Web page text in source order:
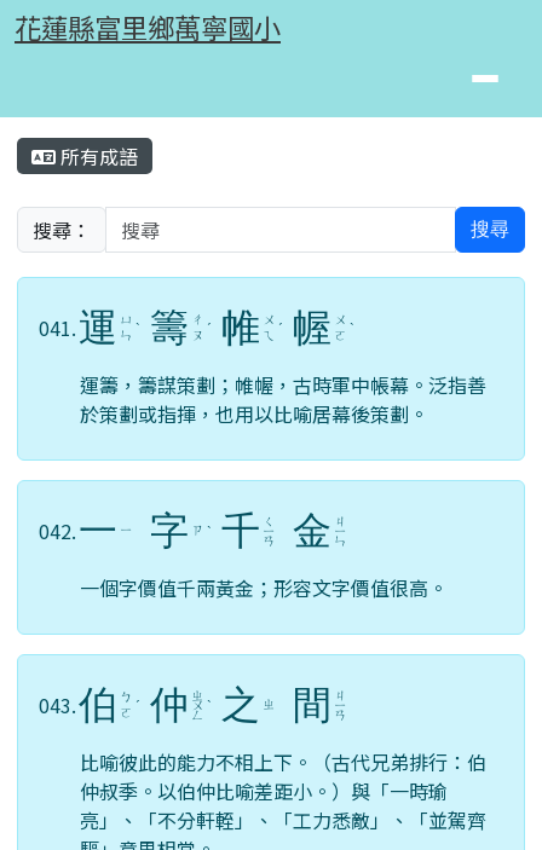
跳至主內容區
花蓮縣富里鄉萬寧國小
花蓮縣富里鄉萬寧國小
主內容區域
所有成語
搜尋： 搜尋
041.運 ㄩ
ㄣ ˋ 籌 ㄔ
ㄡ ˊ 帷 ㄨ
ㄟ
ˊ 幄 ㄨ
ㄛ ˋ
運籌，籌謀策劃；帷幄，古時軍中帳幕。泛指善
於策劃或指揮，也用以比喻居幕後策劃。
042.一 ㄧ 字 ㄗ ˋ 千 ㄑ
ㄧ
ㄢ 金 ㄐ
ㄧ
ㄣ
一個字價值千兩黃金；形容文字價值很高。
043.伯 ㄅ
ㄛ ˊ 仲 ㄓ
ㄨ
ㄥ
ˋ 之 ㄓ 間 ㄐ
ㄧ
ㄢ
比喻彼此的能力不相上下。（古代兄弟排行：伯
仲叔季。以伯仲比喻差距小。）與「一時瑜
亮」、「不分軒輊」、「工力悉敵」、「並駕齊
頁尾區域